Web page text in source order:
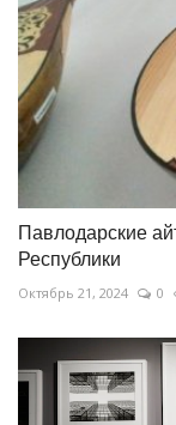
Павлодарские
Республики
Октябрь 21, 2024 0